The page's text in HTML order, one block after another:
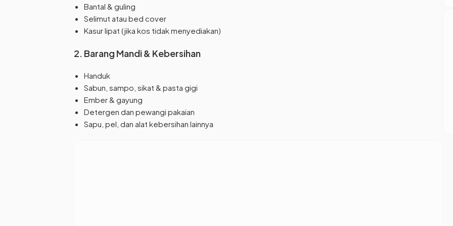
Bantal & guling
Selimut atau bed cover
Kasur lipat (jika kos tidak menyediakan)
2. Barang Mandi & Kebersihan
Handuk
Sabun, sampo, sikat & pasta gigi
Ember & gayung
Detergen dan pewangi pakaian
Sapu, pel, dan alat kebersihan lainnya